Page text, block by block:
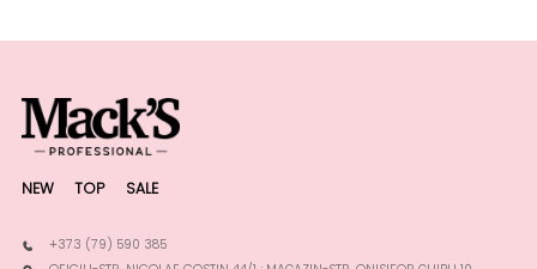
NEW TOP SALE
+373 (79) 590 385